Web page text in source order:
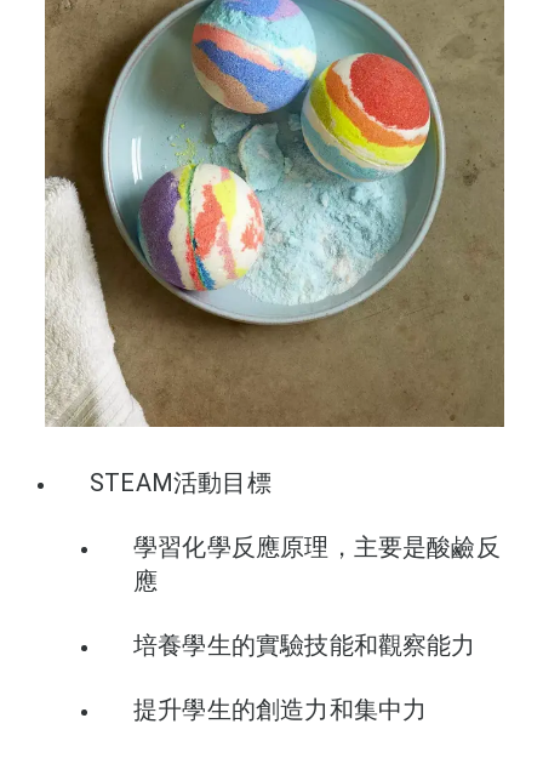
STEAM活動目標
學習化學反應原理，主要是酸鹼反
應
培養學生的實驗技能和觀察能力
提升學生的創造力和集中力